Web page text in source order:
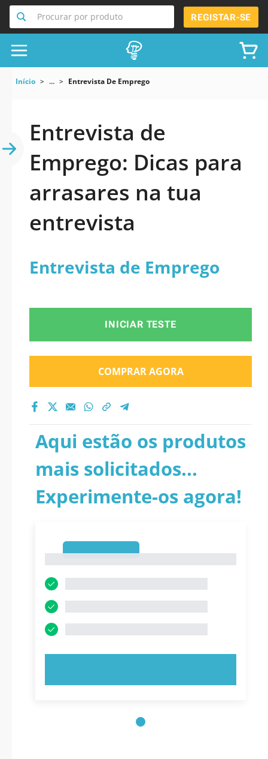
Procurar por produto REGISTAR-SE
Início ... Entrevista De Emprego
Entrevista de
Emprego: Dicas para
arrasares na tua
entrevista
Entrevista de Emprego
INICIAR TESTE
COMPRAR AGORA
Aqui estão os produtos
mais solicitados...
Experimente-os agora!